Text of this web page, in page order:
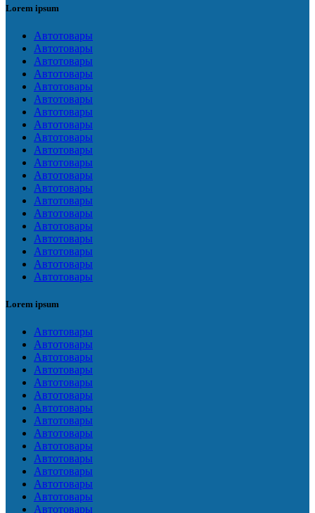
Lorem ipsum
Автотовары
Автотовары
Автотовары
Автотовары
Автотовары
Автотовары
Автотовары
Автотовары
Автотовары
Автотовары
Автотовары
Автотовары
Автотовары
Автотовары
Автотовары
Автотовары
Автотовары
Автотовары
Автотовары
Автотовары
Lorem ipsum
Автотовары
Автотовары
Автотовары
Автотовары
Автотовары
Автотовары
Автотовары
Автотовары
Автотовары
Автотовары
Автотовары
Автотовары
Автотовары
Автотовары
Автотовары